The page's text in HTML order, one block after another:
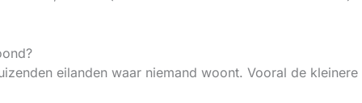
eilanden waar niemand woont. Vooral de